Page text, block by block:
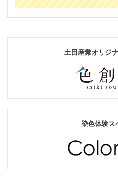
土田産業オリジ
染色体験ス